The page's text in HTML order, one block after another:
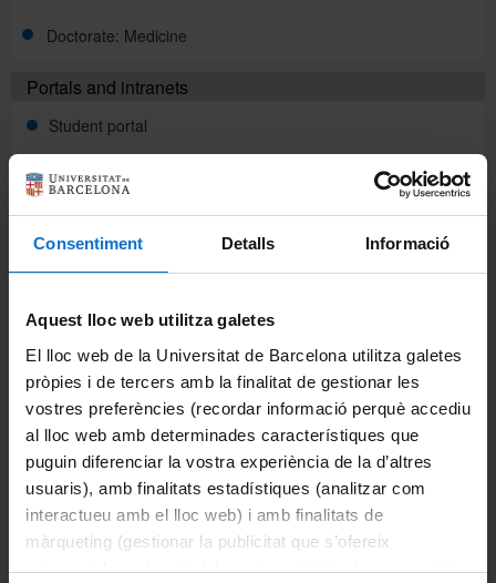
Consentiment Detalls Informació
Aquest lloc web utilitza galetes
El lloc web de la Universitat de Barcelona utilitza galetes
pròpies i de tercers amb la finalitat de gestionar les
vostres preferències (recordar informació perquè accediu
al lloc web amb determinades característiques que
puguin diferenciar la vostra experiència de la d’altres
usuaris), amb finalitats estadístiques (analitzar com
interactueu amb el lloc web) i amb finalitats de
màrqueting (gestionar la publicitat que s’ofereix
adequant-la en funció dels vostres hàbits de navegació).
Català
Studies
University master's degrees
Doctoral programmes
UB-specific master's degrees and postgraduate
programmes
Doctorate: Medicine
Portals and intranets
Student portal
Intranet (PDI and PTGAS)
Campus Virtual
Alumni UB